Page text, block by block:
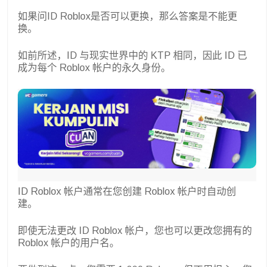
如果问ID Roblox是否可以更换，那么答案是不能更
换。
如前所述，ID 与现实世界中的 KTP 相同，因此 ID 已
成为每个 Roblox 帐户的永久身份。
ID Roblox 帐户通常在您创建 Roblox 帐户时自动创
建。
即使无法更改 ID Roblox 帐户，您也可以更改您拥有的
Roblox 帐户的用户名。